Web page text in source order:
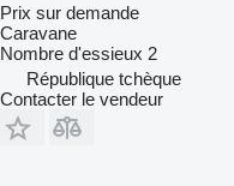
Prix sur demande
Caravane
Nombre d'essieux 2
République tchèque
Contacter le vendeur